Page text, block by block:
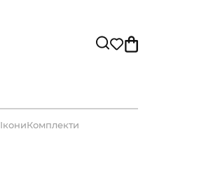
ІкониКомплекти